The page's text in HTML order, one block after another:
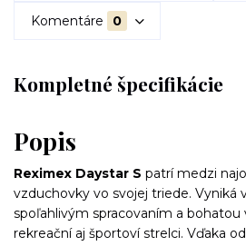
Komentáre 0
Kompletné špecifikácie
Popis
Reximex Daystar S patrí medzi
vzduchovky vo svojej triede. Vyniká
spoľahlivým spracovaním a bohatou
rekreační aj športoví strelci. Vďaka